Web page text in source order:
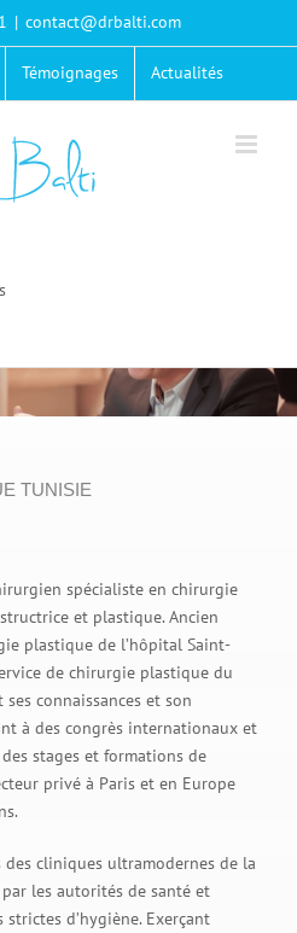
| contact@drbalti.com
Témoignages Actualités
TUNISIE
spécialiste en chirurgie
et plastique. Ancien
plastique de l’hôpital Saint-
de chirurgie plastique du
connaissances et son
à des congrès internationaux et
stages et formations de
privé à Paris et en Europe
des cliniques ultramodernes de la
les autorités de santé et
d’hygiène. Exerçant